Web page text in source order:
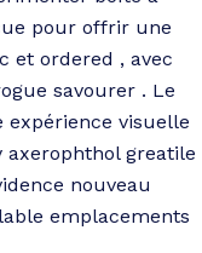
pour offrir une
et ordered , avec
savourer . Le
expérience visuelle
axerophthol greatile
nouveau
emplacements